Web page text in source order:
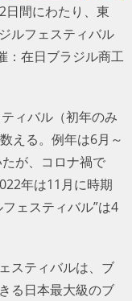
日間にわたり、東
ルフェスティバル
：在日ブラジル商工
ィバル（初年のみ
える。例年は6月～
が、コロナ禍で
年は11月に時期
ェスティバル”は4
スティバルは、ブ
る日本最大級のブ